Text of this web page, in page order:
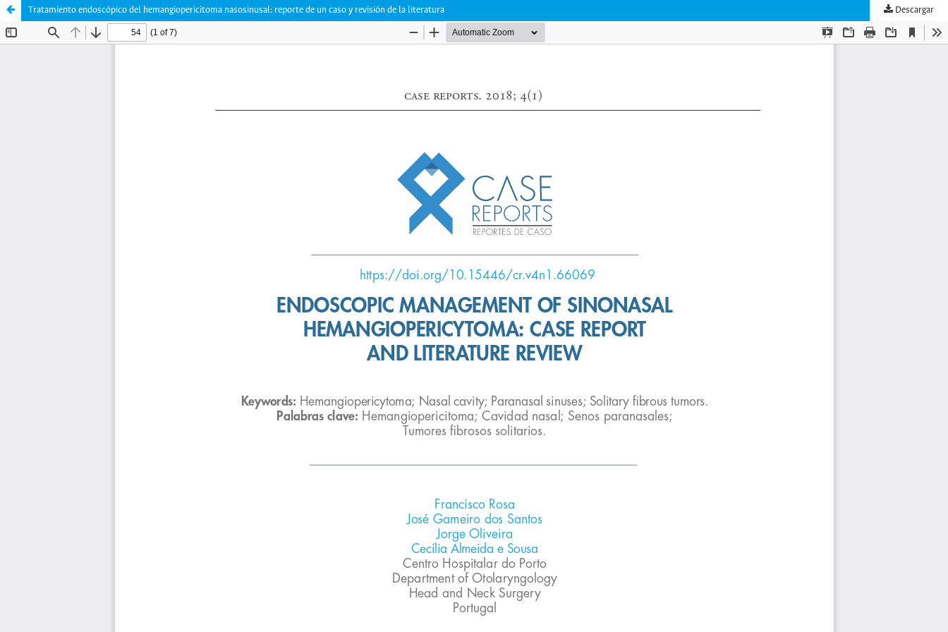
Tratamiento endoscópico del hemangiopericitoma nasosinusal: reporte de un caso y revisión de la literatura Descargar